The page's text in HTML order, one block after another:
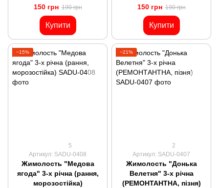
невибагливий сорт)
150 грн 190 грн
Купити
дозрівання)
150 грн 190 грн
Купити
−15%
5
Артикул: SADU-0408
Жимолость "Медова
ягода" 3-х річна (рання,
морозостійка)
−21%
2
Артикул: SADU-0407
Жимолость "Донька
Велетня" 3-х річна
(РЕМОНТАНТНА, пізня)